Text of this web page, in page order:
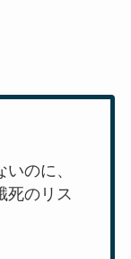
のに、
死のリス